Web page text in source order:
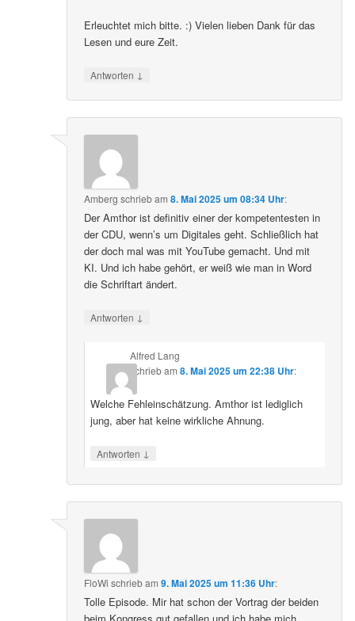
Erleuchtet mich bitte. :) Vielen lieben Dank für das
Lesen und eure Zeit.
Antworten ↓
Amberg schriebam8. Mai 2025 um 08:34 Uhr:
Der Amthor ist definitiv einer der kompetentesten in
der CDU, wenn’s um Digitales geht. Schließlich hat
der doch mal was mit YouTube gemacht. Und mit
KI. Und ich habe gehört, er weiß wie man in Word
die Schriftart ändert.
Antworten ↓
Alfred Lang
schriebam 8. Mai 2025 um 22:38 Uhr:
Welche Fehleinschätzung. Amthor ist lediglich
jung, aber hat keine wirkliche Ahnung.
Antworten ↓
FloWi schriebam9. Mai 2025 um 11:36 Uhr:
Tolle Episode. Mir hat schon der Vortrag der beiden